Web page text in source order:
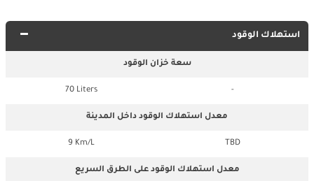
استهلاك الوقود
سعة خزان الوقود
-
70 Liters
معدل استهلاك الوقود داخل المدينة
TBD
9 Km/L
معدل استهلاك الوقود على الطرق السريع